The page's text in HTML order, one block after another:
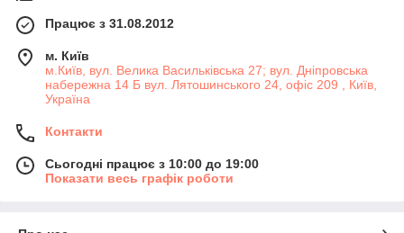
Працює з 31.08.2012
м. Київ
м.Київ, вул. Велика Васильківська 27; вул. Дніпровська
набережна 14 Б вул. Лятошинського 24, офіс 209 , Київ,
Україна
Контакти
Сьогодні працює з 10:00 до 19:00
Показати весь графік роботи